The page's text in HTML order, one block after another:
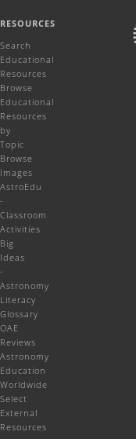
RESOURCES
Search
Educational
Resources
Browse
Educational
Resources
by
Topic
Browse
Images
AstroEdu
-
Classroom
Activities
Big
Ideas
-
Astronomy
Literacy
Glossary
OAE
Reviews
Astronomy
Education
Worldwide
Select
External
Resources